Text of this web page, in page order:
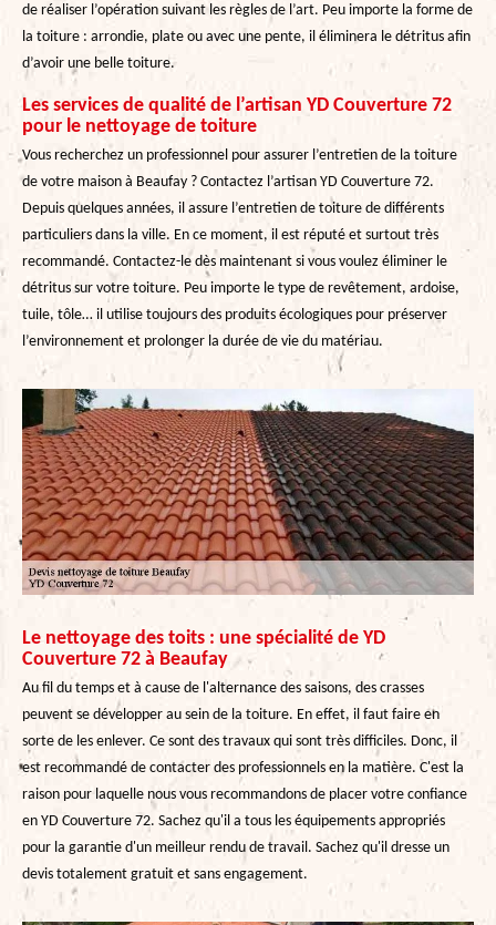
de réaliser l’opération suivant les règles de l’art. Peu importe la forme de
la toiture : arrondie, plate ou avec une pente, il éliminera le détritus afin
d’avoir une belle toiture.
Les services de qualité de l’artisan YD Couverture 72
pour le nettoyage de toiture
Vous recherchez un professionnel pour assurer l’entretien de la toiture
de votre maison à Beaufay ? Contactez l’artisan YD Couverture 72.
Depuis quelques années, il assure l’entretien de toiture de différents
particuliers dans la ville. En ce moment, il est réputé et surtout très
recommandé. Contactez-le dès maintenant si vous voulez éliminer le
détritus sur votre toiture. Peu importe le type de revêtement, ardoise,
tuile, tôle… il utilise toujours des produits écologiques pour préserver
l’environnement et prolonger la durée de vie du matériau.
Le nettoyage des toits : une spécialité de YD
Couverture 72 à Beaufay
Au fil du temps et à cause de l'alternance des saisons, des crasses
peuvent se développer au sein de la toiture. En effet, il faut faire en
sorte de les enlever. Ce sont des travaux qui sont très difficiles. Donc, il
est recommandé de contacter des professionnels en la matière. C'est la
raison pour laquelle nous vous recommandons de placer votre confiance
en YD Couverture 72. Sachez qu'il a tous les équipements appropriés
pour la garantie d'un meilleur rendu de travail. Sachez qu'il dresse un
devis totalement gratuit et sans engagement.